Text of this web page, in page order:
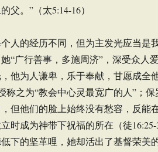
父。”（太5:14-16）
人的经历不同，但为主发光应当是
“广行善事，多施周济”，深受众人
他为人谦卑，乐于奉献，甘愿成全
称之为“教会中心灵最宽广的人”；
但他们的脸上始终没有愁容，反能
时成为神带下祝福的所在（徒
下的坚革哩，她却活出了基督荣美